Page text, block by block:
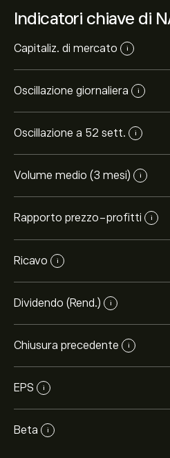
Indicatori chiave di
Capitaliz. di mercato i
Oscillazione giornaliera i
Oscillazione a 52 sett. i
Volume medio (3 mesi) i
Rapporto prezzo-profitti i
Ricavo i
Dividendo (Rend.) i
Chiusura precedente i
EPS i
Beta i